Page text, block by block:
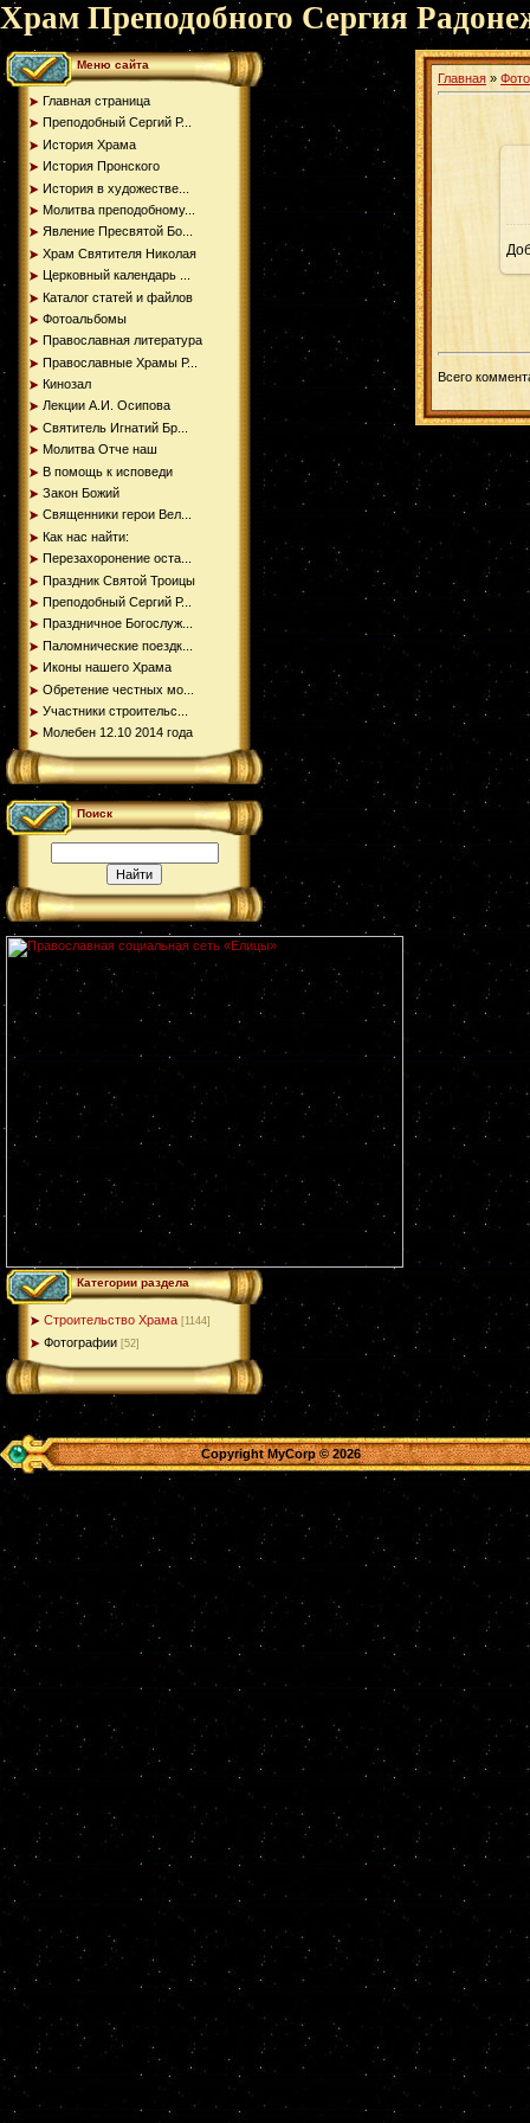
Храм Преподобного Сергия
Меню сайта
Главная страница
Преподобный Сергий Р...
История Храма
История Пронского
История в художестве...
Молитва преподобному...
Явление Пресвятой Бо...
Храм Святителя Николая
Церковный календарь ...
Каталог статей и файлов
Фотоальбомы
Православная литература
Православные Храмы Р...
Кинозал
Лекции А.И. Осипова
Святитель Игнатий Бр...
Молитва Отче наш
В помощь к исповеди
Закон Божий
Священники герои Вел...
Как нас найти:
Перезахоронение оста...
Праздник Святой Троицы
Преподобный Сергий Р...
Праздничное Богослуж...
Паломнические поездк...
Иконы нашего Храма
Обретение честных мо...
Участники строительс...
Молебен 12.10 2014 года
Поиск
Категории раздела
Строительство Храма [1144]
Фотографии [52]
Главная »
Всего
Copyright MyCorp © 2026